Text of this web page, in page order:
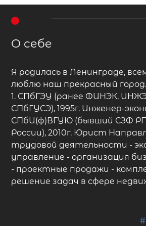
О себе
Я родилась в Ленинграде,
люблю наш прекрасный
1. СПбГЭУ (ранее ФИНЭК,
СПбГУСЭ), 1995г. Инженер-
СПбИ(ф)ВГУЮ (бывший СЗФ
России), 2010г. Юрист
трудовой деятельности -
управление - организация
- проектные продажи -
решение задач в сфере
#